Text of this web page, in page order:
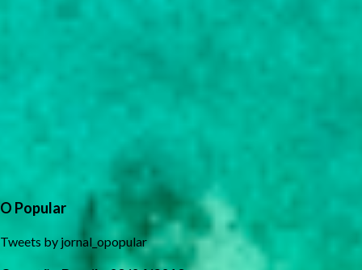
O Popular
Tweets by jornal_opopular